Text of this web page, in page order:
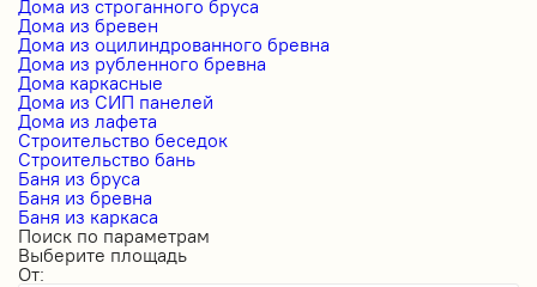
Дома из строганного бруса
Дома из бревен
Дома из оцилиндрованного бревна
Дома из рубленного бревна
Дома каркасные
Дома из СИП панелей
Дома из лафета
Строительство беседок
Строительство бань
Баня из бруса
Баня из бревна
Баня из каркаса
Поиск по параметрам
Выберите площадь
От: